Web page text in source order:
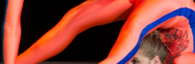
«Ровесник» Дом культуры с.
Светлана Георгиевна